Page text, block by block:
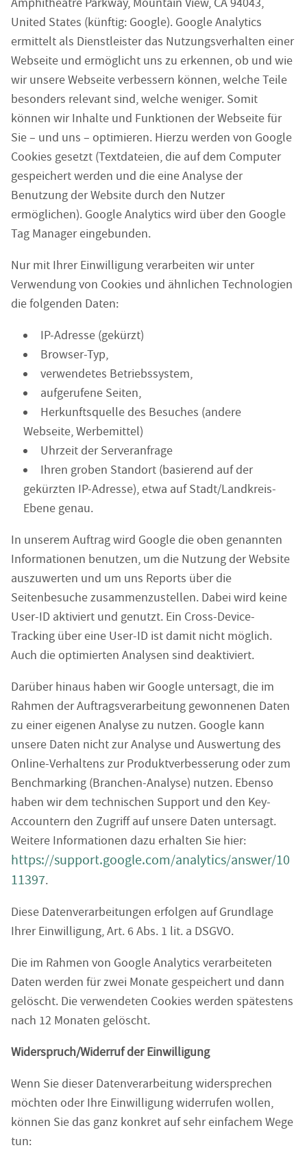
United States (künftig: Google). Google Analytics
ermittelt als Dienstleister das Nutzungsverhalten einer
Webseite und ermöglicht uns zu erkennen, ob und wie
wir unsere Webseite verbessern können, welche Teile
besonders relevant sind, welche weniger. Somit
können wir Inhalte und Funktionen der Webseite für
Sie – und uns – optimieren. Hierzu werden von Google
Cookies gesetzt (Textdateien, die auf dem Computer
gespeichert werden und die eine Analyse der
Benutzung der Website durch den Nutzer
ermöglichen). Google Analytics wird über den Google
Tag Manager eingebunden.
Nur mit Ihrer Einwilligung verarbeiten wir unter
Verwendung von Cookies und ähnlichen Technologien
die folgenden Daten:
IP-Adresse (gekürzt)
Browser-Typ,
verwendetes Betriebssystem,
aufgerufene Seiten,
Herkunftsquelle des Besuches (andere
Webseite, Werbemittel)
Uhrzeit der Serveranfrage
Ihren groben Standort (basierend auf der
gekürzten IP-Adresse), etwa auf Stadt/Landkreis-
Ebene genau.
In unserem Auftrag wird Google die oben genannten
Informationen benutzen, um die Nutzung der Website
auszuwerten und um uns Reports über die
Seitenbesuche zusammenzustellen. Dabei wird keine
User-ID aktiviert und genutzt. Ein Cross-Device-
Tracking über eine User-ID ist damit nicht möglich.
Auch die optimierten Analysen sind deaktiviert.
Darüber hinaus haben wir Google untersagt, die im
Rahmen der Auftragsverarbeitung gewonnenen Daten
zu einer eigenen Analyse zu nutzen. Google kann
unsere Daten nicht zur Analyse und Auswertung des
Online-Verhaltens zur Produktverbesserung oder zum
Benchmarking (Branchen-Analyse) nutzen. Ebenso
haben wir dem technischen Support und den Key-
Accountern den Zugriff auf unsere Daten untersagt.
Weitere Informationen dazu erhalten Sie hier:
https://support.google.com/analytics/answer/10
11397.
Diese Datenverarbeitungen erfolgen auf Grundlage
Ihrer Einwilligung, Art. 6 Abs. 1 lit. a DSGVO.
Die im Rahmen von Google Analytics verarbeiteten
Daten werden für zwei Monate gespeichert und dann
gelöscht. Die verwendeten Cookies werden spätestens
nach 12 Monaten gelöscht.
Widerspruch/Widerruf der Einwilligung
Wenn Sie dieser Datenverarbeitung widersprechen
möchten oder Ihre Einwilligung widerrufen wollen,
können Sie das ganz konkret auf sehr einfachem Wege
tun: